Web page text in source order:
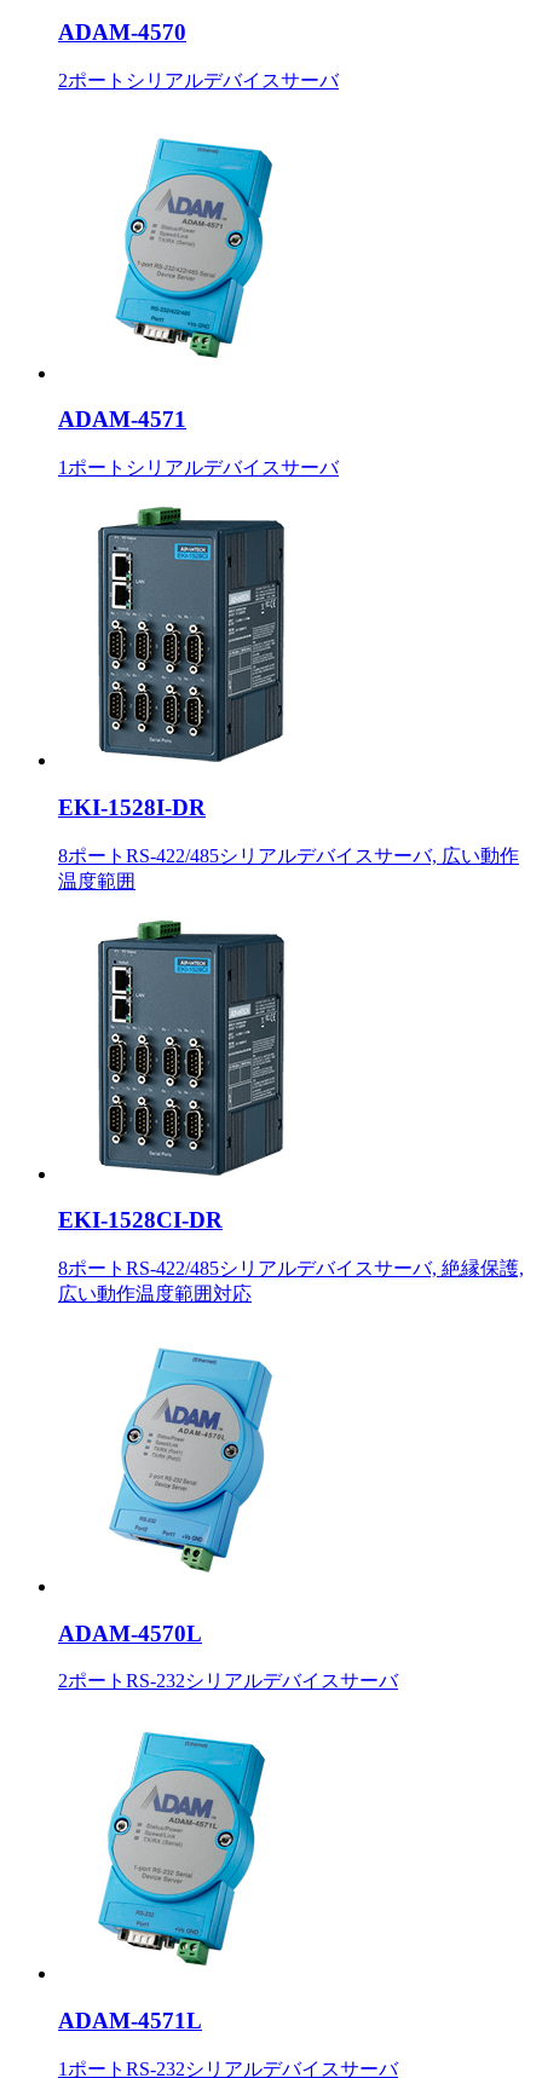
ADAM-4570
2ポートシリアルデバイスサーバ
ADAM-4571
1ポートシリアルデバイスサーバ
EKI-1528I-DR
8ポートRS-422/485シリアルデバイスサーバ, 広い動作
温度範囲
EKI-1528CI-DR
8ポートRS-422/485シリアルデバイスサーバ, 絶縁保護,
広い動作温度範囲対応
ADAM-4570L
2ポートRS-232シリアルデバイスサーバ
ADAM-4571L
1ポートRS-232シリアルデバイスサーバ